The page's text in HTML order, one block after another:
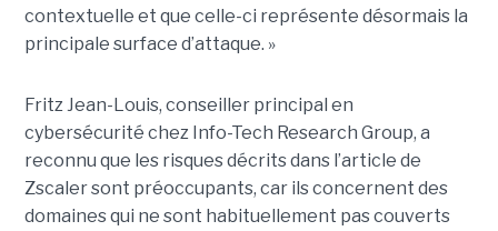
contextuelle et que celle-ci représente désormais la
principale surface d’attaque. »
Fritz Jean-Louis, conseiller principal en
cybersécurité chez Info-Tech Research Group, a
reconnu que les risques décrits dans l’article de
Zscaler sont préoccupants, car ils concernent des
domaines qui ne sont habituellement pas couverts